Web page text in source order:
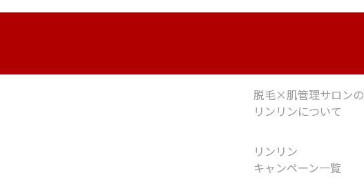
脱毛×肌管理サロンの
リンリンについて
リンリン
キャンペーン一覧